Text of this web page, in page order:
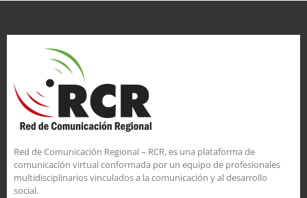
Red de Comunicación Regional – RCR, es una plataforma de
comunicación virtual conformada por un equipo de profesionales
multidisciplinarios vinculados a la comunicación y al desarrollo
social.